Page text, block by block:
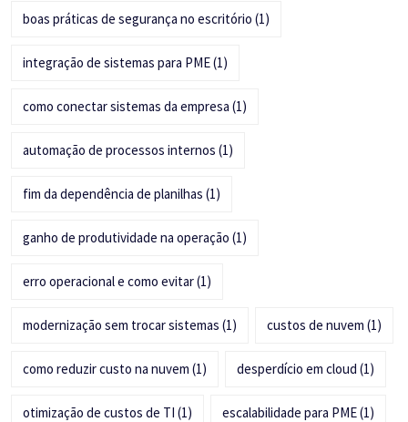
boas práticas de segurança no escritório (1)
integração de sistemas para PME(1)
como conectar sistemas da empresa (1)
automação de processos internos (1)
fim da dependência de planilhas (1)
ganho de produtividade na operação (1)
erro operacional e como evitar(1)
modernização sem trocar sistemas (1) custos de nuvem (1)
como reduzir custo na nuvem (1) desperdício em cloud (1)
otimização de custos de TI (1) escalabilidade para PME(1)